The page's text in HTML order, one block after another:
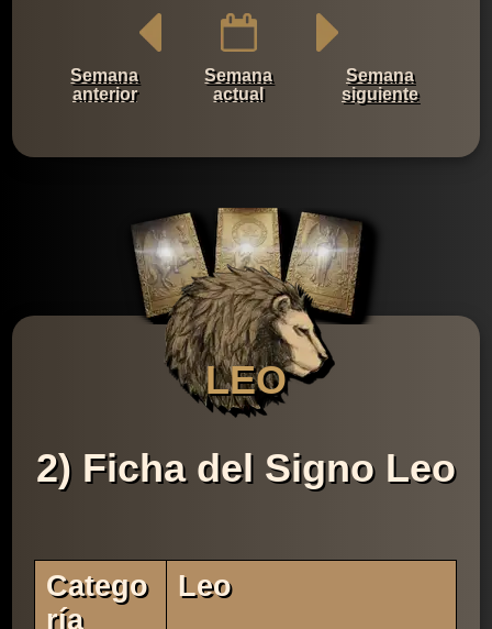
Semana
anterior
Semana
actual
Semana
siguiente
LEO
2) Ficha del Signo Leo
Catego
Ría
Leo